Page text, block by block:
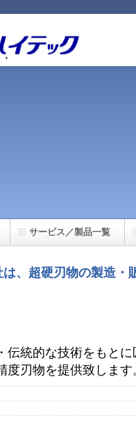
、超硬刃物の製造・
伝統的な技術をもと
度刃物を提供致します
サービス／製品一覧